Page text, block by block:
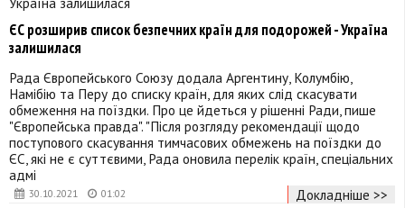
30.10.2021 01:02
ЄС розширив список безпечних країн для подорожей - Україна
залишилася
Рада Європейського Союзу додала Аргентину, Колумбію,
Намібію та Перу до списку країн, для яких слід скасувати
обмеження на поїздки. Про це йдеться у рішенні Ради, пише
"Європейська правда". "Після розгляду рекомендації щодо
поступового скасування тимчасових обмежень на поїздки до
ЄС, які не є суттєвими, Рада оновила перелік країн, спеціальних
адмі
Докладніше >>